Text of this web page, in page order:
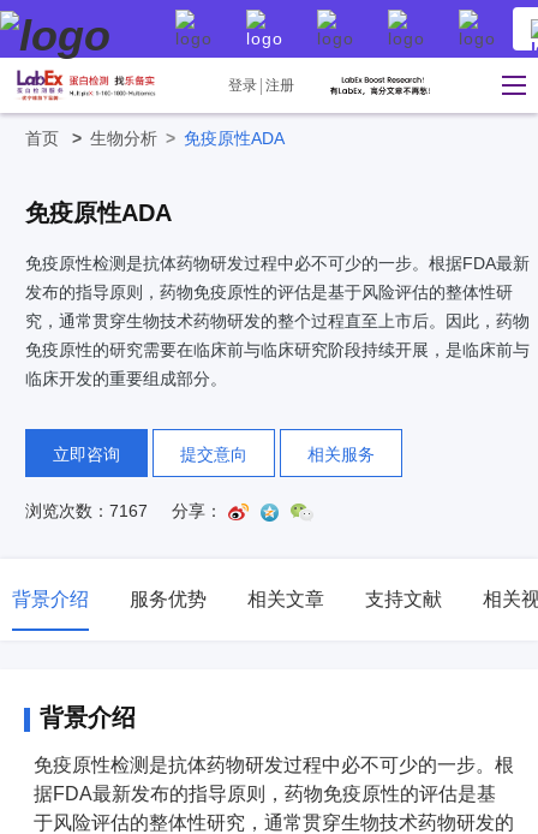
登录 注册
首页 > 生物分析 > 免疫原性ADA
免疫原性ADA
免疫原性检测是抗体药物研发过程中必不可少的一步。根据FDA最新
发布的指导原则，药物免疫原性的评估是基于风险评估的整体性研
究，通常贯穿生物技术药物研发的整个过程直至上市后。因此，药物
免疫原性的研究需要在临床前与临床研究阶段持续开展，是临床前与
临床开发的重要组成部分。
立即咨询 提交意向 相关服务
浏览次数：7167 分享：
背景介绍 服务优势 相关文章 支持文献 相关
背景介绍
免疫原性检测是抗体药物研发过程中必不可少的一步。根
据FDA最新发布的指导原则，药物免疫原性的评估是基
于风险评估的整体性研究，通常贯穿生物技术药物研发的